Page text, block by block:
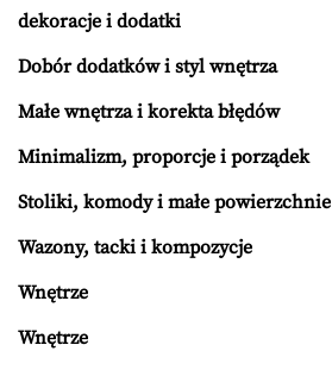
dekoracje i dodatki
Dobór dodatków i styl wnętrza
Małe wnętrza i korekta błędów
Minimalizm, proporcje i porządek
Stoliki, komody i małe powierzchnie
Wazony, tacki i kompozycje
Wnętrze
Wnętrze